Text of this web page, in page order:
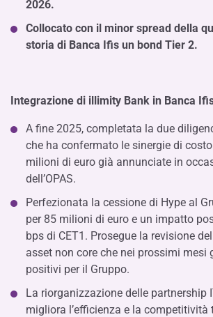
2026.
Collocato con il minor spread della
storia di Banca Ifis un bond Tier 2.
Integrazione di illimity Bank in Banca
A fine 2025, completata la due
che ha confermato le sinergie di
milioni di euro già annunciate in
dell’OPAS.
Perfezionata la cessione di Hype al
per 85 milioni di euro e un impatto
bps di CET1. Prosegue la revisione
asset non core che nei prossimi mesi
positivi per il Gruppo.
La riorganizzazione delle partnership
migliora l’efficienza e la competitività